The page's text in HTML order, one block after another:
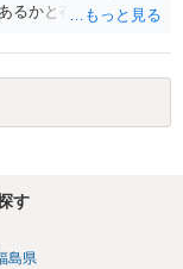
るかと存じます。 確
任が生じてしまう 可
うご留意いただけれ
す
島県